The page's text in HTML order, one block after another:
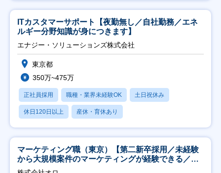
ITカスタマーサポート【夜勤無し／自社勤務／エネ
ルギー分野知識が身につきます】
エナジー・ソリューションズ株式会社
東京都
350万~475万
正社員採用 職種・業界未経験OK 土日祝休み
休日120日以上 産休・育休あり
マーケティング職（東京）【第二新卒採用／未経験
から大規模案件のマーケティングが経験できる／研
修充実】